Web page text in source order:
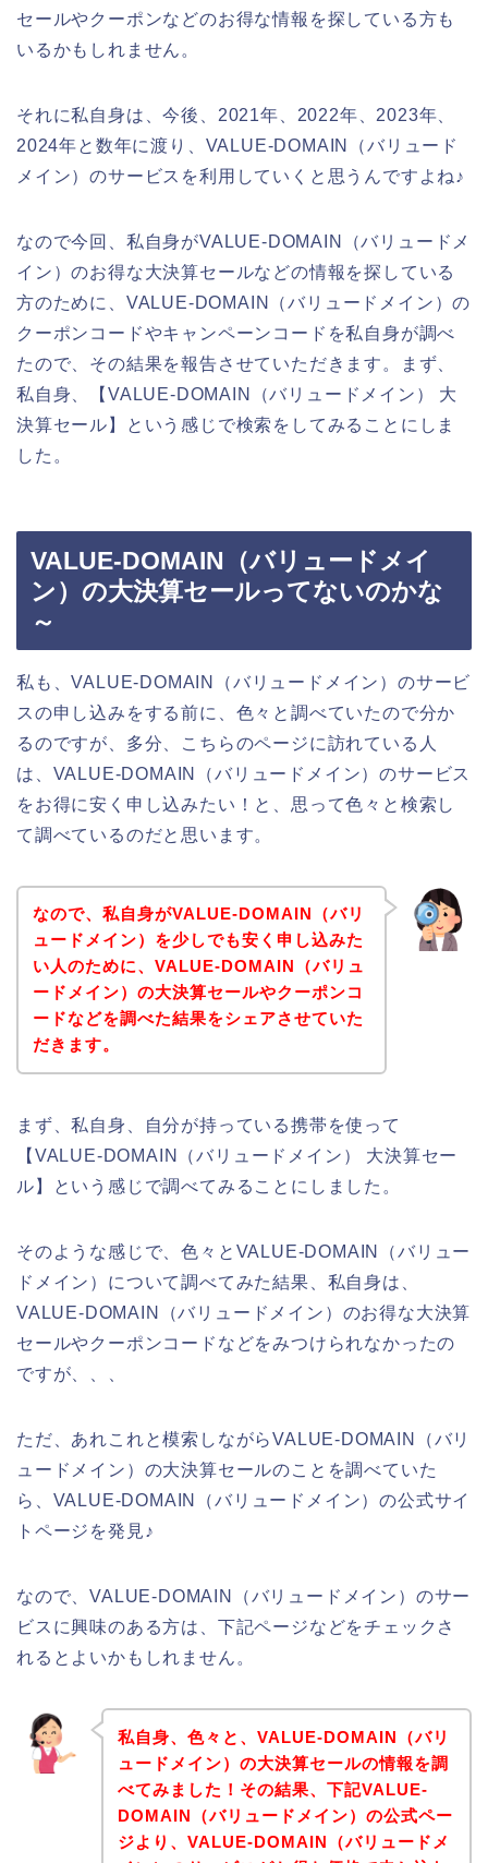
セールやクーポンなどのお得な情報を探している方も
いるかもしれません。
それに私自身は、今後、2021年、2022年、2023年、
2024年と数年に渡り、VALUE-DOMAIN（バリュード
メイン）のサービスを利用していくと思うんですよね♪
なので今回、私自身がVALUE-DOMAIN（バリュードメ
イン）のお得な大決算セールなどの情報を探している
方のために、VALUE-DOMAIN（バリュードメイン）の
クーポンコードやキャンペーンコードを私自身が調べ
たので、その結果を報告させていただきます。まず、
私自身、【VALUE-DOMAIN（バリュードメイン） 大
決算セール】という感じで検索をしてみることにしま
した。
VALUE-DOMAIN（バリュードメイ
ン）の大決算セールってないのかな
～
私も、VALUE-DOMAIN（バリュードメイン）のサービ
スの申し込みをする前に、色々と調べていたので分か
るのですが、多分、こちらのページに訪れている人
は、VALUE-DOMAIN（バリュードメイン）のサービス
をお得に安く申し込みたい！と、思って色々と検索し
て調べているのだと思います。
なので、私自身がVALUE-DOMAIN（バリ
ュードメイン）を少しでも安く申し込みた
い人のために、VALUE-DOMAIN（バリュ
ードメイン）の大決算セールやクーポンコ
ードなどを調べた結果をシェアさせていた
だきます。
まず、私自身、自分が持っている携帯を使って
【VALUE-DOMAIN（バリュードメイン） 大決算セー
ル】という感じで調べてみることにしました。
そのような感じで、色々とVALUE-DOMAIN（バリュー
ドメイン）について調べてみた結果、私自身は、
VALUE-DOMAIN（バリュードメイン）のお得な大決算
セールやクーポンコードなどをみつけられなかったの
ですが、、、
ただ、あれこれと模索しながらVALUE-DOMAIN（バリ
ュードメイン）の大決算セールのことを調べていた
ら、VALUE-DOMAIN（バリュードメイン）の公式サイ
トページを発見♪
なので、VALUE-DOMAIN（バリュードメイン）のサー
ビスに興味のある方は、下記ページなどをチェックさ
れるとよいかもしれません。
私自身、色々と、VALUE-DOMAIN（バリ
ュードメイン）の大決算セールの情報を調
べてみました！その結果、下記VALUE-
DOMAIN（バリュードメイン）の公式ペー
ジより、VALUE-DOMAIN（バリュードメ